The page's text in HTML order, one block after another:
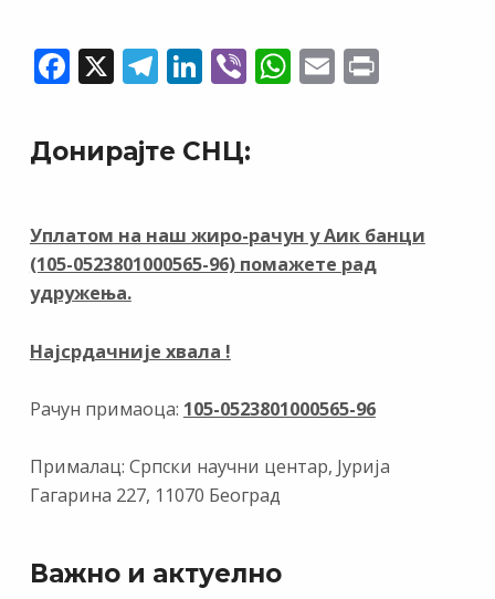
F
e
b
o
k
X T
e
gr
m
Li
k
e
n
Vi
er
W
p
p
E Pr
Донирајте СНЦ:
Уплатом на наш жиро-рачун у Аик банци
(105-0523801000565-96) помажете рад
удружења.
Најсрдачније хвала !
Рачун примаоца: 105-0523801000565-96
Прималац: Српски научни центар, Јурија
Гагарина 227, 11070 Београд
Важно и актуелно